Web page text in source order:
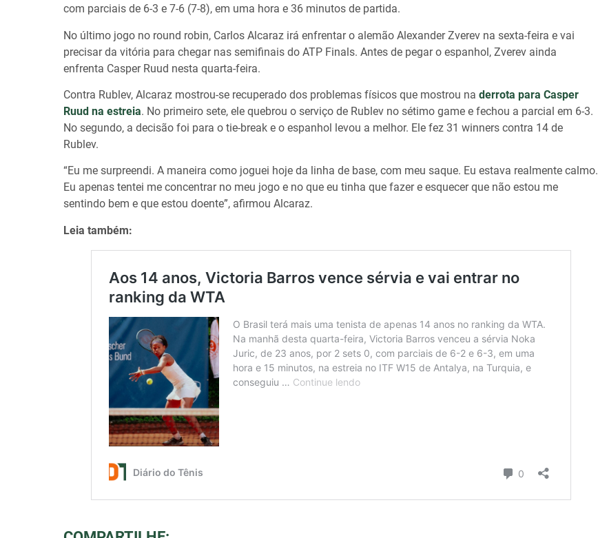
com parciais de 6-3 e 7-6 (7-8), em uma hora e 36 minutos de partida.
No último jogo no round robin, Carlos Alcaraz irá enfrentar o alemão Alexander Zverev na sexta-feira e vai
precisar da vitória para chegar nas semifinais do ATP Finals. Antes de pegar o espanhol, Zverev ainda
enfrenta Casper Ruud nesta quarta-feira.
Contra Rublev, Alcaraz mostrou-se recuperado dos problemas físicos que mostrou na derrota para Casper
Ruud na estreia. No primeiro sete, ele quebrou o serviço de Rublev no sétimo game e fechou a parcial em 6-3.
No segundo, a decisão foi para o tie-break e o espanhol levou a melhor. Ele fez 31 winners contra 14 de
Rublev.
“Eu me surpreendi. A maneira como joguei hoje da linha de base, com meu saque. Eu estava realmente calmo.
Eu apenas tentei me concentrar no meu jogo e no que eu tinha que fazer e esquecer que não estou me
sentindo bem e que estou doente”, afirmou Alcaraz.
Leia também: